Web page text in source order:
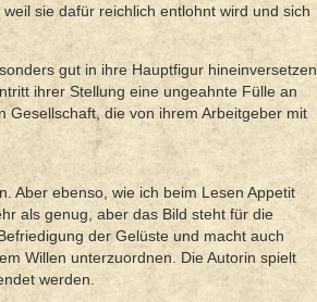
sie dafür reichlich entlohnt wird und sich
gut in ihre Hauptfigur hineinversetzen
ihrer Stellung eine ungeahnte Fülle an
Gesellschaft, die von ihrem Arbeitgeber mit
Aber ebenso, wie ich beim Lesen Appetit
als genug, aber das Bild steht für die
der Gelüste und macht auch
Willen unterzuordnen. Die Autorin spielt
werden.